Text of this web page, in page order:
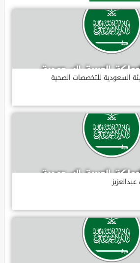
السعودية للتخصصات الصحية